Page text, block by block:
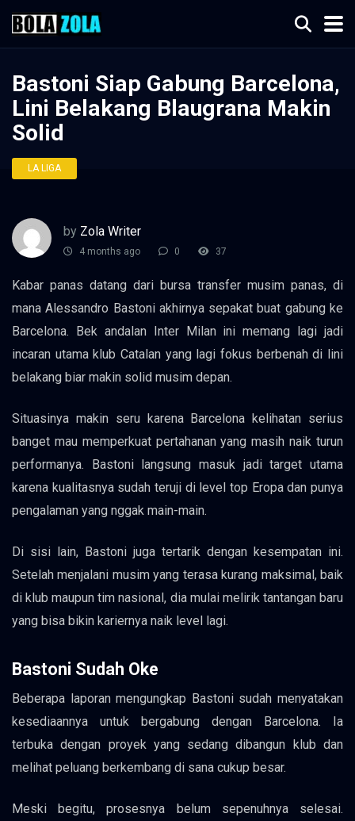
Bastoni Siap Gabung Barcelona,
Lini Belakang Blaugrana Makin
Solid
LA LIGA
by Zola Writer
4 months ago 0 37
Kabar panas datang dari bursa transfer musim panas, di
mana Alessandro Bastoni akhirnya sepakat buat gabung ke
Barcelona. Bek andalan Inter Milan ini memang lagi jadi
incaran utama klub Catalan yang lagi fokus berbenah di lini
belakang biar makin solid musim depan.
Situasinya makin seru karena Barcelona kelihatan serius
banget mau memperkuat pertahanan yang masih naik turun
performanya. Bastoni langsung masuk jadi target utama
karena kualitasnya sudah teruji di level top Eropa dan punya
pengalaman yang nggak main-main.
Di sisi lain, Bastoni juga tertarik dengan kesempatan ini.
Setelah menjalani musim yang terasa kurang maksimal, baik
di klub maupun tim nasional, dia mulai melirik tantangan baru
yang bisa bikin kariernya naik level lagi.
Bastoni Sudah Oke
Beberapa laporan mengungkap Bastoni sudah menyatakan
kesediaannya untuk bergabung dengan Barcelona. Ia
terbuka dengan proyek yang sedang dibangun klub dan
melihat peluang berkembang di sana cukup besar.
Meski begitu, prosesnya belum sepenuhnya selesai.